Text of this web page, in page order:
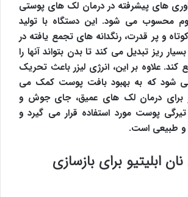
های پیشرفته در درمان لک های پوستی
محسوب می شود. این دستگاه با تولید
و پر قدرت، رنگدانه های تجمع یافته در
ریز تبدیل می کند تا بدن بتواند آنها را
علاوه بر این، انرژی لیزر باعث تحریک
می شود که به بهبود بافت پوست کمک می
برای درمان لک های عمیق، جای جوش و
پوست مورد استفاده قرار می گیرد و
و طبیعی است.
ابلیتیو برای بازسازی